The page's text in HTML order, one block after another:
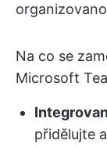
Na co se
Microsoft
přidělujte